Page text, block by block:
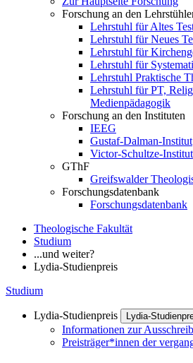
Forschung an den
Lehrstuhl für Altes
Lehrstuhl für Neues
Lehrstuhl für
Lehrstuhl für
Lehrstuhl Praktische
Lehrstuhl für PT,
Medienpädagogik
Forschung an den Instituten
IEEG
Gustaf-Dalman-Institut
Victor-Schultze-Institut
GThF
Greifswalder
Forschungsdatenbank
Forschungsdatenbank
Theologische Fakultät
Studium
...und weiter?
Lydia-Studienpreis
Studium
Lydia-Studienpreis Lydia-
Informationen zur
Preisträger*innen der